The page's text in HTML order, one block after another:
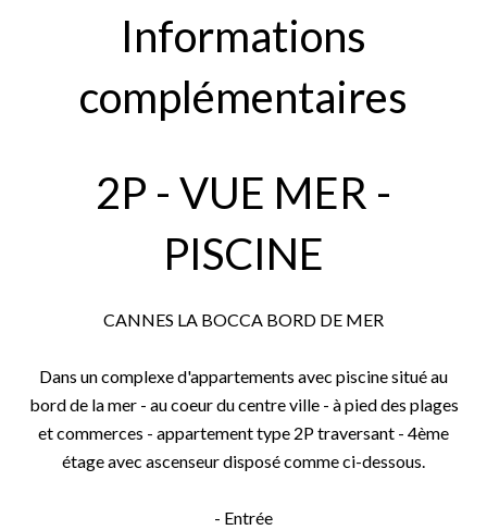
Informations
complémentaires
2P - VUE MER -
PISCINE
CANNES LA BOCCA BORD DE MER
Dans un complexe d'appartements avec piscine situé au
bord de la mer - au coeur du centre ville - à pied des plages
et commerces - appartement type 2P traversant - 4ème
étage avec ascenseur disposé comme ci-dessous.
- Entrée